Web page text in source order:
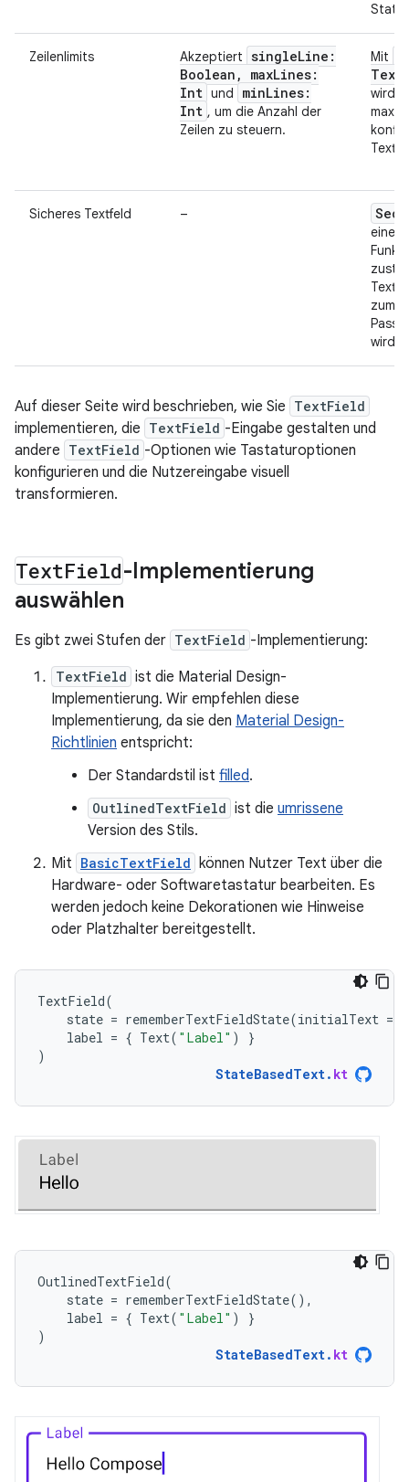
Zeilenlimits Akzeptiert singleLine:
Boolean, maxLines:
Int und
minLines:
Int , um die Anzahl der
Zeilen zu steuern.
Mit
wird
Sicheres Textfeld –
eine
zum
wird.
Auf dieser Seite wird beschrieben, wie Sie TextField
implementieren, die TextField -Eingabe gestalten und
andere TextField -Optionen wie Tastaturoptionen
konfigurieren und die Nutzereingabe visuell
transformieren.
TextField-Implementierung
auswählen
Es gibt zwei Stufen der TextField -Implementierung:
TextField ist die Material Design-
Implementierung. Wir empfehlen diese
Implementierung, da sie den Material Design-
Richtlinien entspricht:
Der Standardstil ist filled.
OutlinedTextField ist die umrissene
Version des Stils.
Mit BasicTextField können Nutzer Text über die
Hardware- oder Softwaretastatur bearbeiten. Es
werden jedoch keine Dekorationen wie Hinweise
oder Platzhalter bereitgestellt.
TextField(
state = rememberTextFieldState(initialText =
label = { Text( "Label" )
}
)
StateBasedText. kt
OutlinedTextField(
state = rememberTextFieldState(),
label = { Text( "Label" )
}
)
StateBasedText. kt